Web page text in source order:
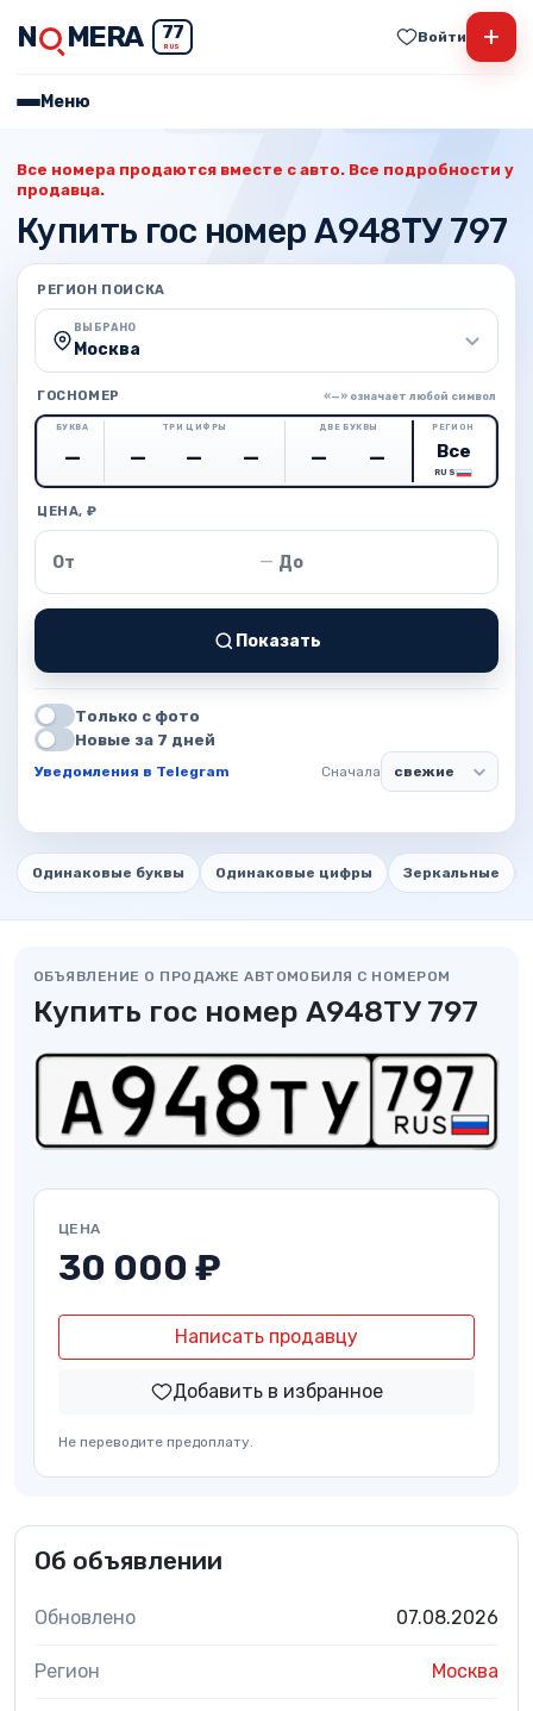
N MERA 77
RUS
Войти +
Меню
Все номера продаются вместе с авто. Все подробности у
продавца.
Купить гос номер А948ТУ 797
РЕГИОН ПОИСКА
ВЫБРАНО
Москва
ГОСНОМЕР «—» означает любой символ
БУКВА ТРИ ЦИФРЫ ДВЕ БУКВЫ РЕГИОН
RUS
ЦЕНА, ₽
Цена от — Цена до
Показать
Только с фото
Новые за 7 дней
Уведомления в Telegram Сначала
Одинаковые буквы Одинаковые цифры Зеркальные
ОБЪЯВЛЕНИЕ О ПРОДАЖЕ АВТОМОБИЛЯ С НОМЕРОМ
Купить гос номер А948ТУ 797
ЦЕНА
30 000 ₽
Написать продавцу
Добавить в избранное
Не переводите предоплату.
Об объявлении
Обновлено 07.08.2026
Регион Москва